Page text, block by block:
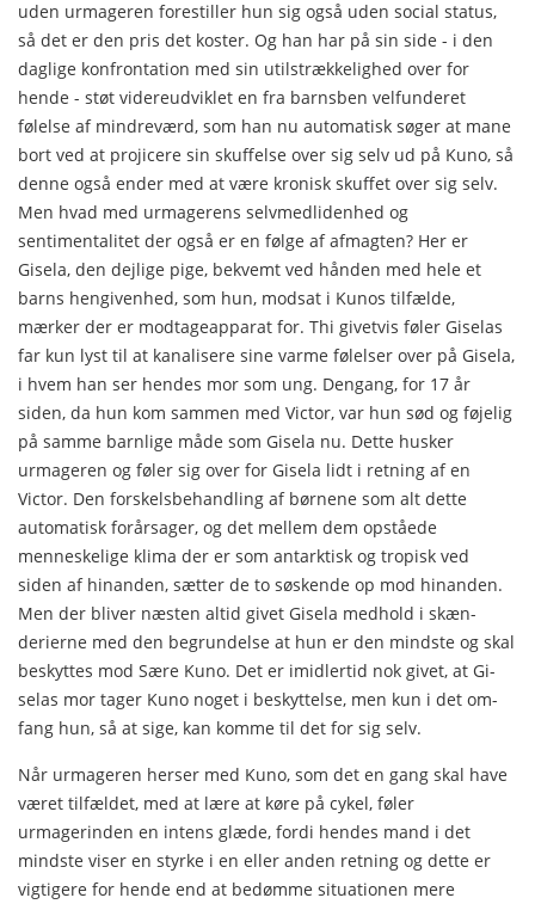
uden urmageren forestiller hun sig også uden social status,
så det er den pris det koster. Og han har på sin side - i den
daglige konfrontation med sin utilstrækkelighed over for
hende - støt videreudviklet en fra barnsben velfunderet
følelse af mindre­værd, som han nu automatisk søger at mane
bort ved at pro­jicere sin skuffelse over sig selv ud på Kuno, så
denne også ender med at være kronisk skuffet over sig selv.
Men hvad med urmagerens selvmedlidenhed og
sentimentalitet der også er en følge af afmagten? Her er
Gisela, den dejlige pige, be­kvemt ved hånden med hele et
barns hengivenhed, som hun, modsat i Kunos tilfælde,
mærker der er modtageapparat for. Thi givetvis føler Giselas
far kun lyst til at kanalisere sine varme følelser over på Gisela,
i hvem han ser hendes mor som ung. Dengang, for 17 år
siden, da hun kom sammen med Victor, var hun sød og føjelig
på samme barnlige måde som Gisela nu. Dette husker
urmageren og føler sig over for Gisela lidt i retning af en
Victor. Den forskelsbehandling af børnene som alt dette
automatisk forårsager, og det mellem dem opståede
menneskelige klima der er som antarktisk og tropisk ved
siden af hinanden, sætter de to søskende op mod hinan­den.
Men der bliver næsten altid givet Gisela medhold i skæn­
derierne med den begrundelse at hun er den mindste og skal
beskyttes mod Sære Kuno. Det er imidlertid nok givet, at Gi­
selas mor tager Kuno noget i beskyttelse, men kun i det om­
fang hun, så at sige, kan komme til det for sig selv.
Når urmageren herser med Kuno, som det en gang skal ha­ve
været tilfældet, med at lære at køre på cykel, føler
urmagerinden en intens glæde, fordi hendes mand i det
mindste vi­ser en styrke i en eller anden retning og dette er
vigtigere for hende end at bedømme situationen mere